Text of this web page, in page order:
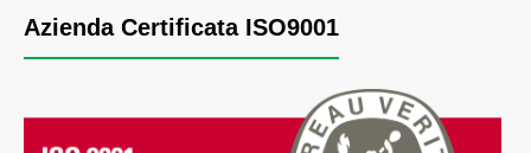
Azienda Certificata ISO9001